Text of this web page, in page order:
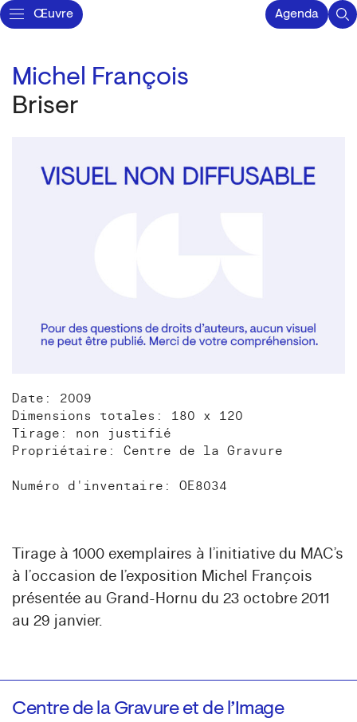
Œuvre Agenda
Michel François
Briser
Date: 2009
Dimensions totales: 180 x 120
Tirage: non justifié
Propriétaire: Centre de la Gravure
Numéro d'inventaire: OE8034
Tirage à 1000 exemplaires à l’initiative du MAC’s
à l’occasion de l’exposition Michel François
présentée au Grand-Hornu du 23 octobre 2011
au 29 janvier.
Centre de la Gravure et de l’Image